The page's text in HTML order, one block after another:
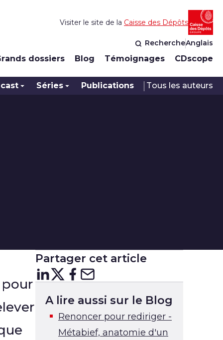
dossiers Blog Témoignages CDscope
RechercheAnglais
Visiter le site de la Caisse des Dépôts
Séries Publications Tous les auteurs
pour
Partager cet article
Partager surLinkedIn
Partager surX
Partager sur
Partager sur
A lire aussi sur le Blog
Renoncer pour rediriger -
Métabief, anatomie d'un